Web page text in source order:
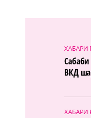
ХАБАРИ
ВКД
ХАБАРИ